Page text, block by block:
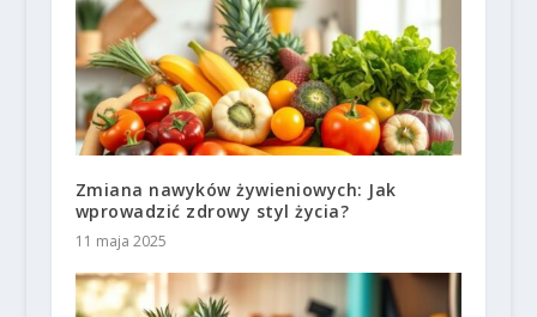
Zmiana nawyków żywieniowych: Jak
wprowadzić zdrowy styl życia?
11 maja 2025